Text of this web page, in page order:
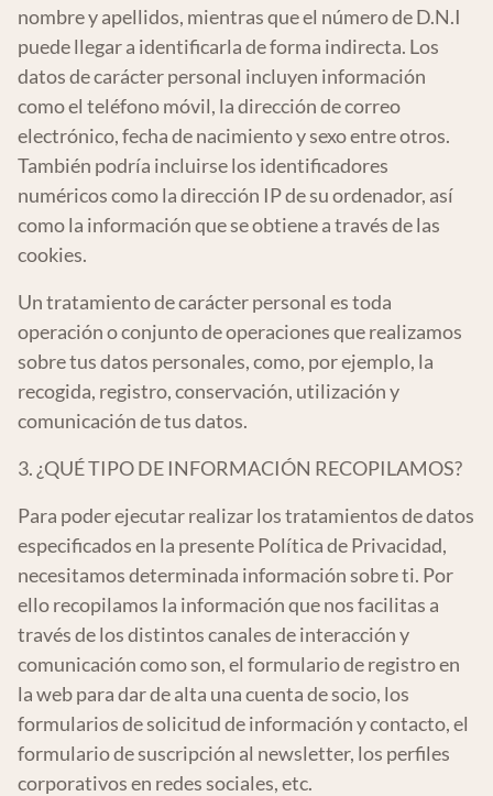
nombre y apellidos, mientras que el número de D.N.I
puede llegar a identificarla de forma indirecta. Los
datos de carácter personal incluyen información
como el teléfono móvil, la dirección de correo
electrónico, fecha de nacimiento y sexo entre otros.
También podría incluirse los identificadores
numéricos como la dirección IP de su ordenador, así
como la información que se obtiene a través de las
cookies.
Un tratamiento de carácter personal es toda
operación o conjunto de operaciones que realizamos
sobre tus datos personales, como, por ejemplo, la
recogida, registro, conservación, utilización y
comunicación de tus datos.
3. ¿QUÉ TIPO DE INFORMACIÓN RECOPILAMOS?
Para poder ejecutar realizar los tratamientos de datos
especificados en la presente Política de Privacidad,
necesitamos determinada información sobre ti. Por
ello recopilamos la información que nos facilitas a
través de los distintos canales de interacción y
comunicación como son, el formulario de registro en
la web para dar de alta una cuenta de socio, los
formularios de solicitud de información y contacto, el
formulario de suscripción al newsletter, los perfiles
corporativos en redes sociales, etc.